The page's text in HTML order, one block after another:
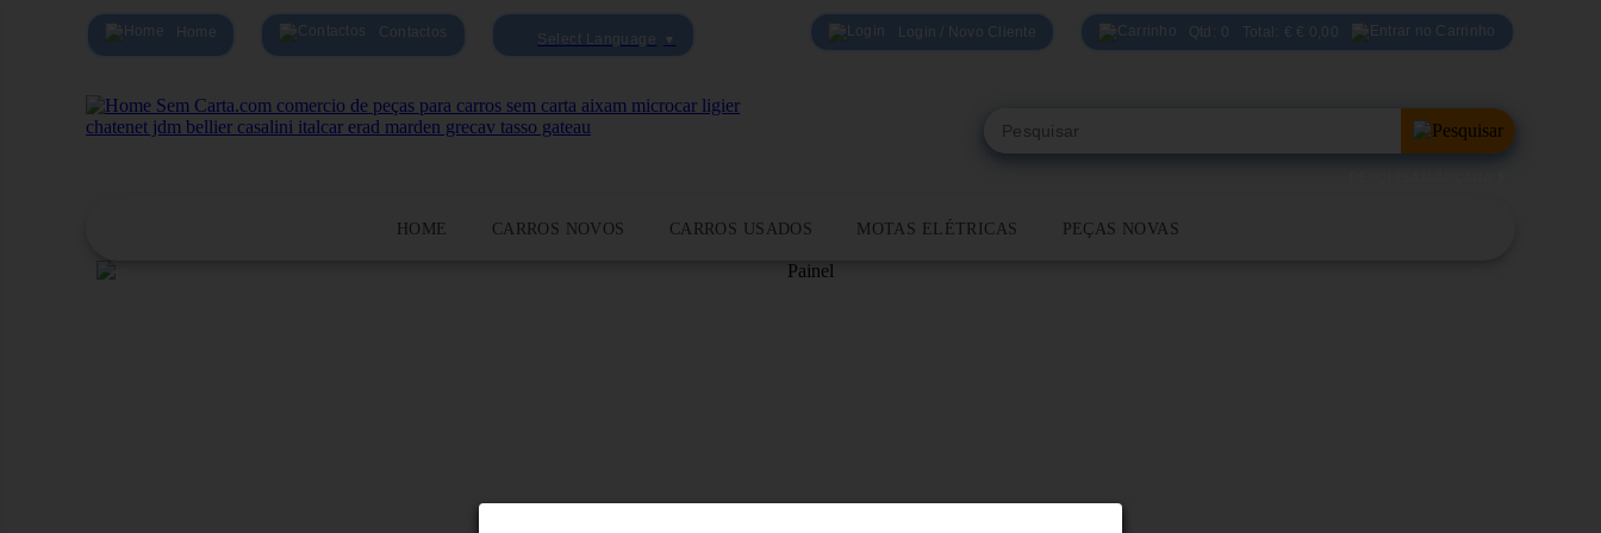
Home Contactos Select Language ▼ Login / Novo Cliente Qtd: 0 Total: € € 0,00
HOME CARROS NOVOS CARROS USADOS MOTAS ELÉTRICAS PEÇAS NOVAS